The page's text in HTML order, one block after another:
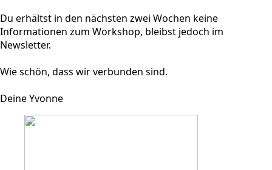
Du erhältst in den nächsten zwei Wochen keine
Informationen zum Workshop, bleibst jedoch im
Newsletter.
Wie schön, dass wir verbunden sind.
Deine Yvonne